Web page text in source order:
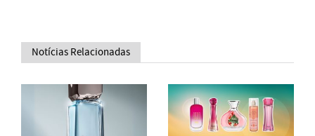
Notícias Relacionadas